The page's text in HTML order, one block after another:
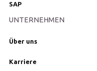
SAP
UNTERNEHMEN
Über uns
Karriere